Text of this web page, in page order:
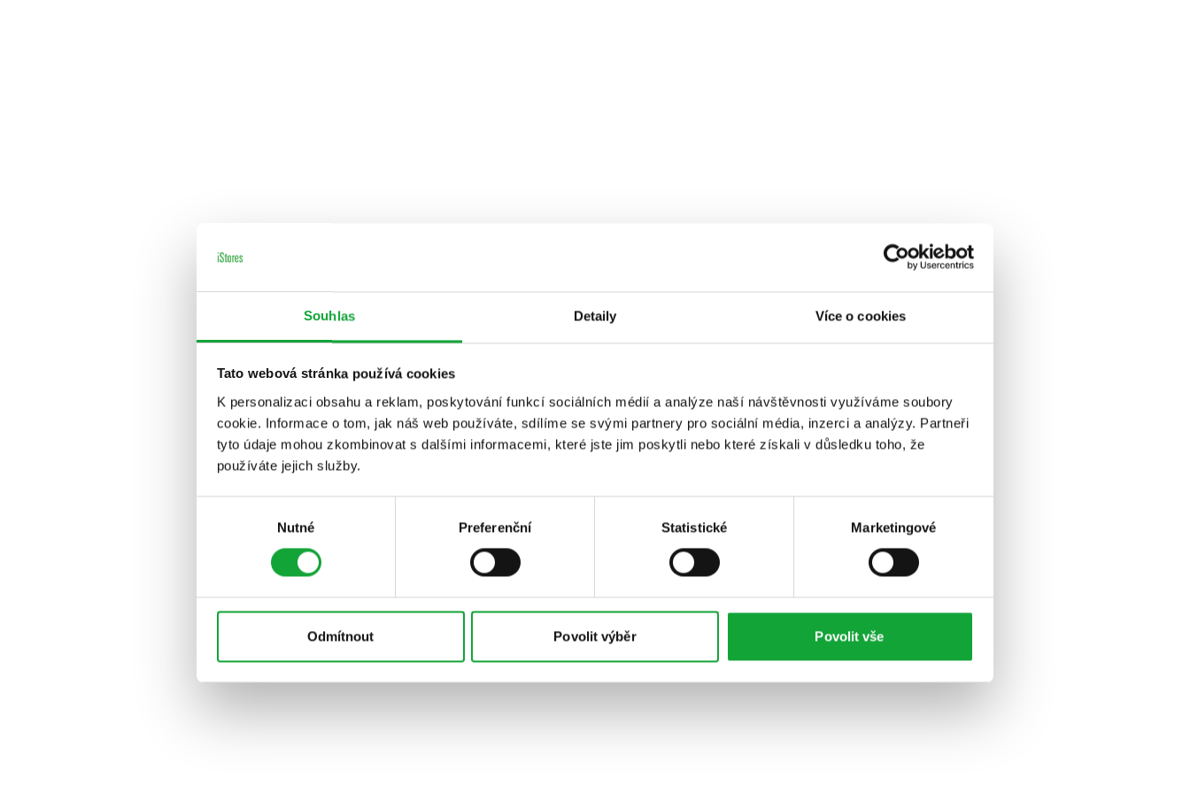
Souhlas Detaily Více o cookies
Tato webová stránka používá cookies
K personalizaci obsahu a reklam, poskytování funkcí sociálních médií a analýze naší návštěvnosti využíváme soubory
cookie. Informace o tom, jak náš web používáte, sdílíme se svými partnery pro sociální média, inzerci a analýzy. Partneři
tyto údaje mohou zkombinovat s dalšími informacemi, které jste jim poskytli nebo které získali v důsledku toho, že
používáte jejich služby.
Nutné Preferenční Statistické Marketingové
Odmítnout Povolit výběr Povolit vše